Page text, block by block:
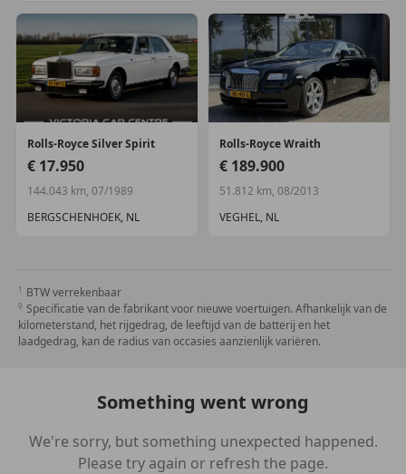
Laadvermogen:393 kg
GVW:3.098 kg
Afmetingen (LxBxH):541 x 206 x 148 cm
Onderhoud, historie en staat
Onderhoudsboekjes:
Aanwezig (dealer
onderhouden)
Financiële informatie
BTW/marge:BTW niet verrekenbaar voor
ondernemers (margeregeling)
Afleverpakketten
Inbegrepen afleverpakket:Afleverpakket:Nieuwe
APK Volle tank
Rolls-Royce Silver Spirit
€ 17.950
144.043 km, 07/1989
BERGSCHENHOEK, NL
Rolls-RoyceWraith
€ 189.900
51.812 km, 08/2013
VEGHEL, NL
BTW verrekenbaar
Specificatie van de fabrikant voor nieuwe voertuigen. Afhankelijk van de
kilometerstand, het rijgedrag, de leeftijd van de batterij en het
laadgedrag, kan de radius van occasies aanzienlijk variëren.
Something went wrong
We're sorry, but something unexpected happened.
Please try again or refresh the page.